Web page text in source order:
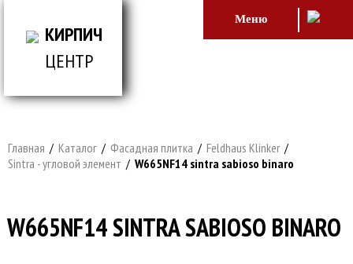
КИРПИЧ
ЦЕНТР
Меню
Главная / Каталог / Фасадная плитка / Feldhaus Klinker /
Sintra - угловой элемент / W665NF14 sintra sabioso binaro
W665NF14 SINTRA SABIOSO BINARO